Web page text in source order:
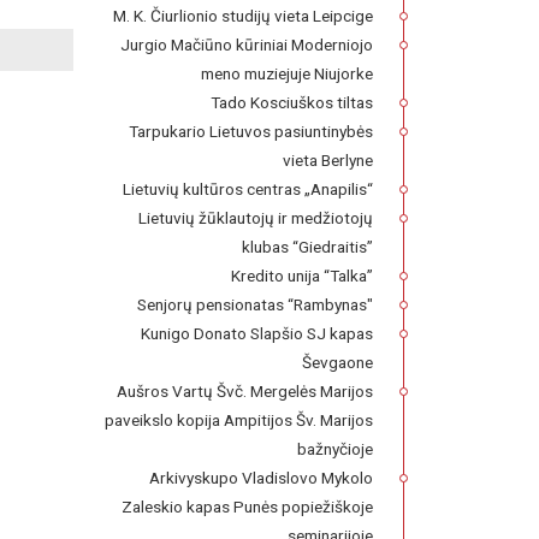
M. K. Čiurlionio studijų vieta Leipcige
Jurgio Mačiūno kūriniai Moderniojo
meno muziejuje Niujorke
Tado Kosciuškos tiltas
Tarpukario Lietuvos pasiuntinybės
vieta Berlyne
Lietuvių kultūros centras „Anapilis“
Lietuvių žūklautojų ir medžiotojų
klubas “Giedraitis”
Kredito unija “Talka”
Senjorų pensionatas “Rambynas"
Kunigo Donato Slapšio SJ kapas
Ševgaone
Aušros Vartų Švč. Mergelės Marijos
paveikslo kopija Ampitijos Šv. Marijos
bažnyčioje
Arkivyskupo Vladislovo Mykolo
Zaleskio kapas Punės popiežiškoje